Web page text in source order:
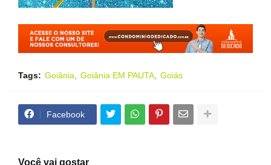
Tags: Goiânia Goiânia EM PAUTA Goiás
Facebook
Você vai gostar